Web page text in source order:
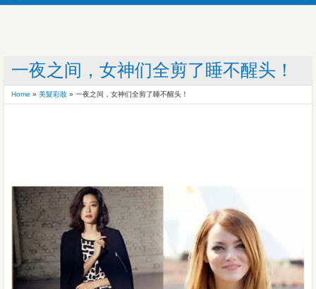
一夜之间，女神们全剪了睡不醒头！
Home » 美髮彩妝 » 一夜之间，女神们全剪了睡不醒头！